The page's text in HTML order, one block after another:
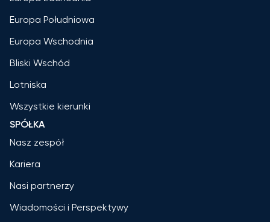
Europa Południowa
Europa Wschodnia
Bliski Wschód
Lotniska
Wszystkie kierunki
SPÓŁKA
Nasz zespół
Kariera
Nasi partnerzy
Wiadomości i Perspektywy